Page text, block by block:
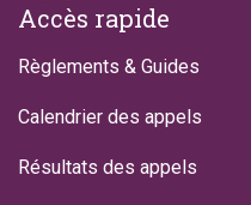
Footer
Accès rapide
Règlements & Guides
Calendrier des appels
Résultats des appels